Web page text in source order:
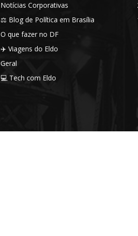
Notícias Corporativas
⚖️ Blog de Política em Brasília
O que fazer no DF
✈️ Viagens do Eldo
Geral
💻 Tech com Eldo